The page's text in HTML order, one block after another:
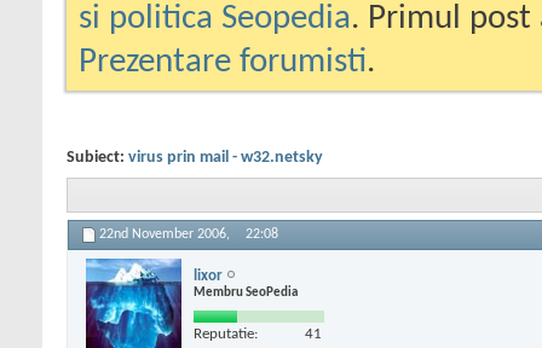
si politica Seopedia. Primul
Prezentare forumisti.
Subiect: virus prin mail - w32.netsky
22nd November 2006, 22:08
lixor
Membru SeoPedia
Reputatie: 41